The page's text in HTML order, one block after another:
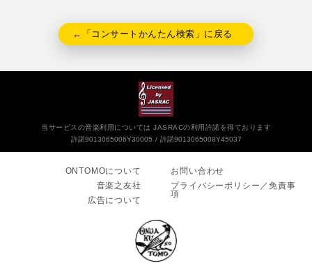
←「コンサートかんたん検索」に戻る
当サービスの音楽利用については JASRACの利用許諾を得ております
許諾9013065006Y30005
許諾9013065008Y45037
ONTOMOについて
音楽之友社
広告について
お問い合わせ
プライバシーポリシー／免責事
項